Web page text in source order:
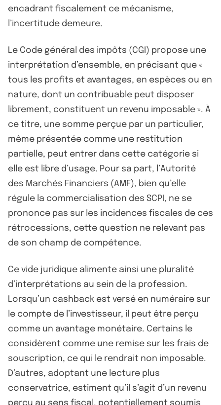
encadrant fiscalement ce mécanisme,
l’incertitude demeure.
Le Code général des impôts (CGI) propose une
interprétation d’ensemble, en précisant que «
tous les profits et avantages, en espèces ou en
nature, dont un contribuable peut disposer
librement, constituent un revenu imposable ». À
ce titre, une somme perçue par un particulier,
même présentée comme une restitution
partielle, peut entrer dans cette catégorie si
elle est libre d’usage. Pour sa part, l’Autorité
des Marchés Financiers (AMF), bien qu’elle
régule la commercialisation des SCPI, ne se
prononce pas sur les incidences fiscales de ces
rétrocessions, cette question ne relevant pas
de son champ de compétence.
Ce vide juridique alimente ainsi une pluralité
d’interprétations au sein de la profession.
Lorsqu’un cashback est versé en numéraire sur
le compte de l’investisseur, il peut être perçu
comme un avantage monétaire. Certains le
considèrent comme une remise sur les frais de
souscription, ce qui le rendrait non imposable.
D’autres, adoptant une lecture plus
conservatrice, estiment qu’il s’agit d’un revenu